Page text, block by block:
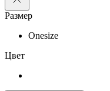
Размер
Onesize
Цвет